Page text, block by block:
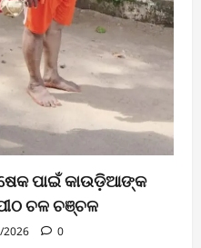
ପାଇଁ କାଉଡ଼ିଆଙ୍କ
ଚଳ ଚଞ୍ଚଳ
2026 0